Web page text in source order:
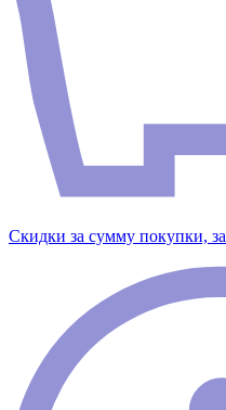
Скидки за сумму покупки,